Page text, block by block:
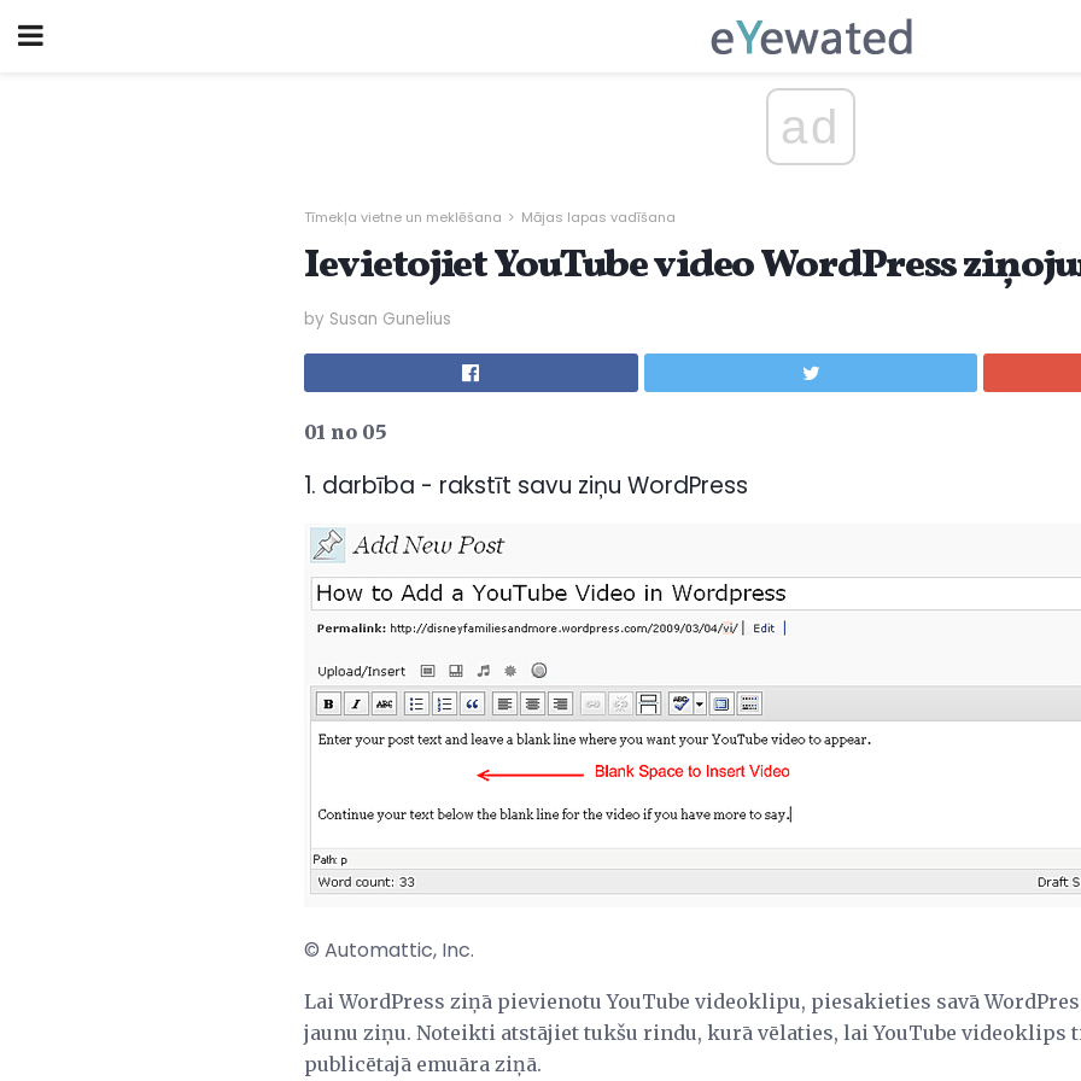
ad
Tīmekļa vietne un meklēšana Mājas lapas vadīšana
Ievietojiet YouTube video WordPress
by Susan Gunelius
01 no 05
1. darbība - rakstīt savu ziņu WordPress
© Automattic, Inc.
Lai WordPress ziņā pievienotu YouTube videoklipu, piesakieties savā
jaunu ziņu. Noteikti atstājiet tukšu rindu, kurā vēlaties, lai YouTube videoklips
publicētajā emuāra ziņā.